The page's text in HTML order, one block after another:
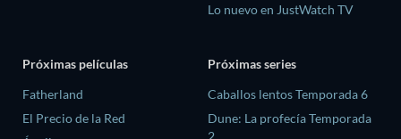
Lo nuevo en JustWatch TV
Próximas películas
Fatherland
El Precio de la Red
Próximas series
Caballos lentos Temporada 6
Dune: La profecía Temporada